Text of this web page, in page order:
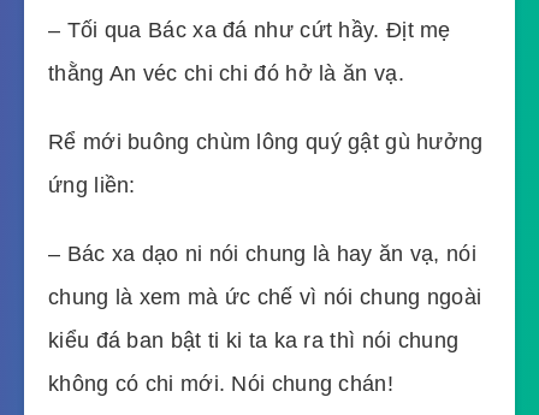
– Tối qua Bác xa đá như cứt hầy. Địt mẹ
thằng An véc chi chi đó hở là ăn vạ.
Rể mới buông chùm lông quý gật gù hưởng
ứng liền:
– Bác xa dạo ni nói chung là hay ăn vạ, nói
chung là xem mà ức chế vì nói chung ngoài
kiểu đá ban bật ti ki ta ka ra thì nói chung
không có chi mới. Nói chung chán!